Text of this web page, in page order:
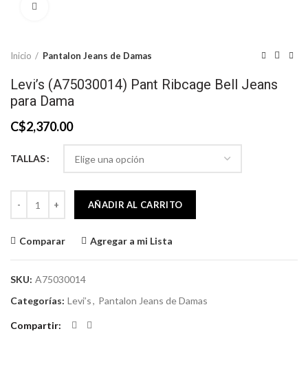
Inicio Pantalon Jeans de Damas
Levi’s (A75030014) Pant Ribcage Bell Jeans
para Dama
C$2,370.00
TALLAS
AÑADIR AL CARRITO
Comparar Agregar a mi Lista
SKU: A75030014
Categorías: Levi’s, Pantalon Jeans de Damas
Compartir